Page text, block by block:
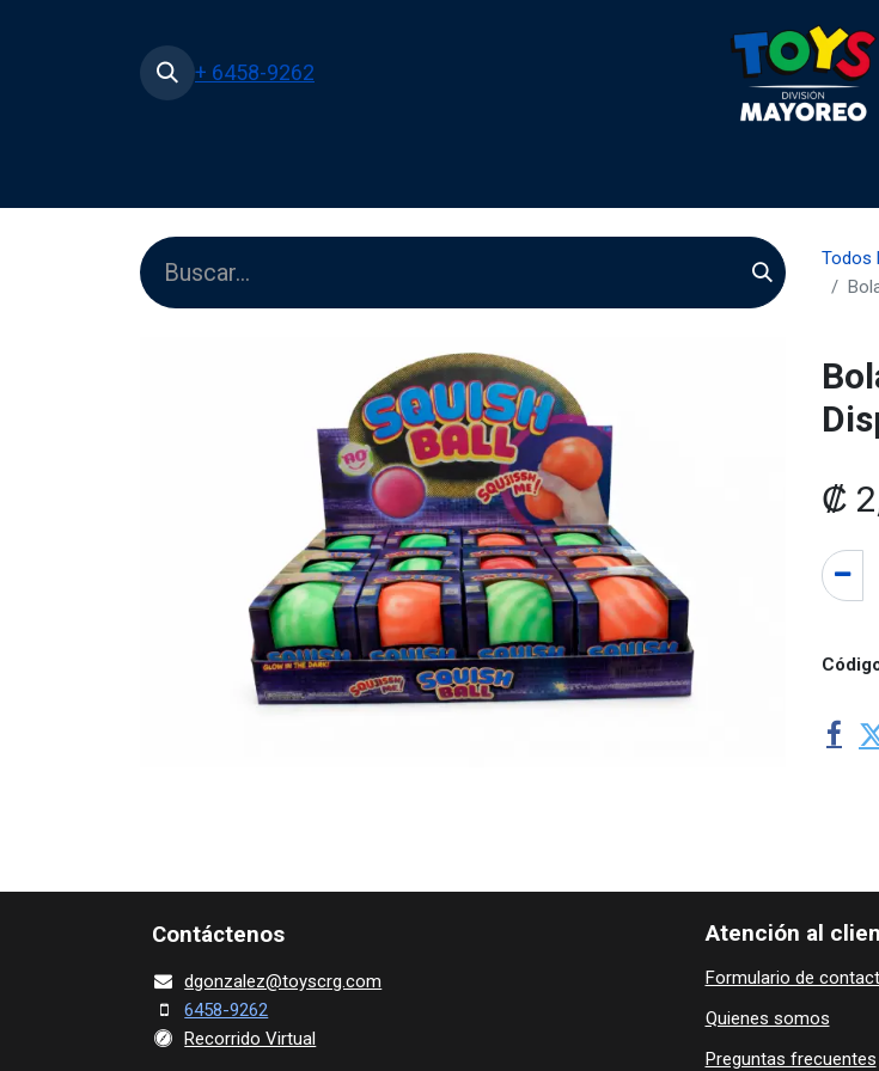
+ 6458-9262
Todos
₡
Contácte​nos
dgonza​lez@toy​scrg.c​o​m
6458-9262
Recorrido Virtual
Atención al
Formulario de
Quienes ​som​​​os
Preguntas frecuentes